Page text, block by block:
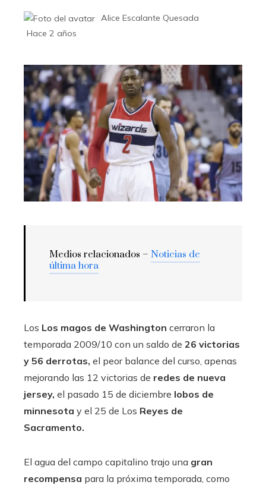
Alice Escalante Quesada
Hace 2 años
Medios relacionados – Noticias de
última hora
Los Los magos de Washington cerraron la
temporada 2009/10 con un saldo de 26 victorias
y 56 derrotas, el peor balance del curso, apenas
mejorando las 12 victorias de redes de nueva
jersey, el pasado 15 de diciembre lobos de
minnesota y el 25 de Los Reyes de
Sacramento.
El agua del campo capitalino trajo una gran
recompensa para la próxima temporada, como